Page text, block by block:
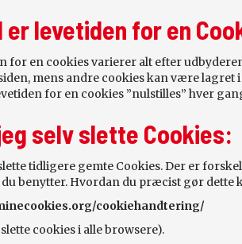
er levetiden for en
for en cookies varierer alt efter
mens andre cookies kan være
for en cookies ”nulstilles” hver
selv slette Cookies:
tidligere gemte Cookies. Der er
benytter. Hvordan du præcist gør dette
cookiehandtering/
cookies i alle browsere).